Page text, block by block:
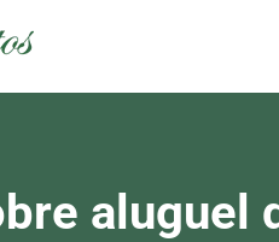
aluguel